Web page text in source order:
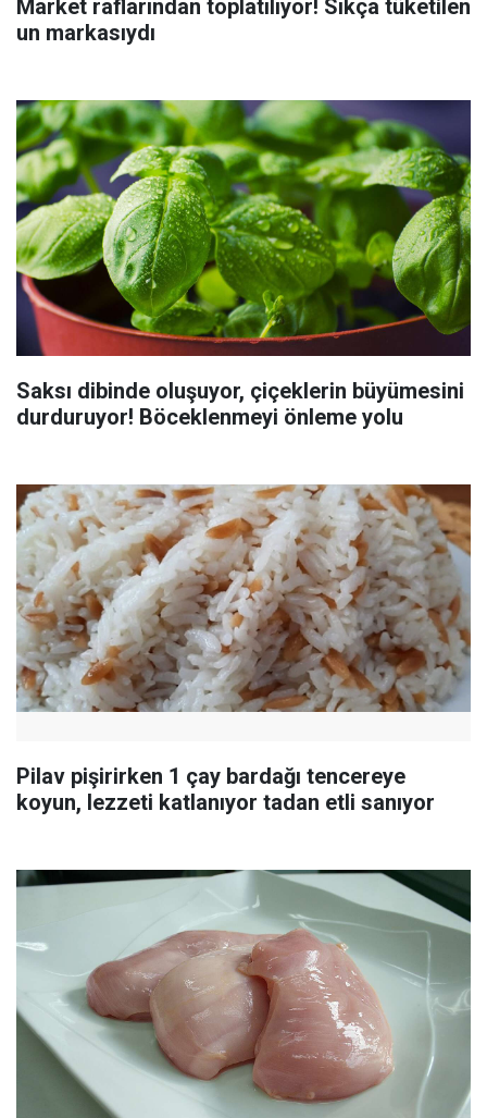
Market raflarından toplatılıyor! Sıkça tüketilen
un markasıydı
Saksı dibinde oluşuyor, çiçeklerin büyümesini
durduruyor! Böceklenmeyi önleme yolu
Pilav pişirirken 1 çay bardağı tencereye
koyun, lezzeti katlanıyor tadan etli sanıyor